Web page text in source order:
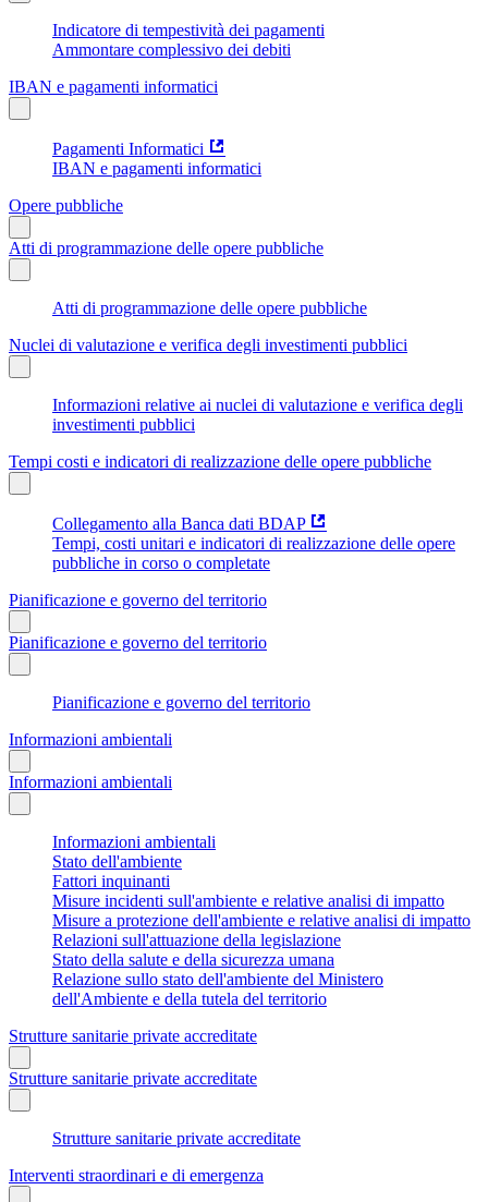
Indicatore di tempestività dei pagamenti
Ammontare complessivo dei debiti
IBAN e pagamenti informatici
Pagamenti Informatici
IBAN e pagamenti informatici
Opere pubbliche
Atti di programmazione delle opere pubbliche
Atti di programmazione delle opere pubbliche
Nuclei di valutazione e verifica degli investimenti pubblici
Informazioni relative ai nuclei di valutazione e verifica degli
investimenti pubblici
Tempi costi e indicatori di realizzazione delle opere pubbliche
Collegamento alla Banca dati BDAP
Tempi, costi unitari e indicatori di realizzazione delle opere
pubbliche in corso o completate
Pianificazione e governo del territorio
Pianificazione e governo del territorio
Pianificazione e governo del territorio
Informazioni ambientali
Informazioni ambientali
Informazioni ambientali
Stato dell'ambiente
Fattori inquinanti
Misure incidenti sull'ambiente e relative analisi di impatto
Misure a protezione dell'ambiente e relative analisi di impatto
Relazioni sull'attuazione della legislazione
Stato della salute e della sicurezza umana
Relazione sullo stato dell'ambiente del Ministero
dell'Ambiente e della tutela del territorio
Strutture sanitarie private accreditate
Strutture sanitarie private accreditate
Strutture sanitarie private accreditate
Interventi straordinari e di emergenza